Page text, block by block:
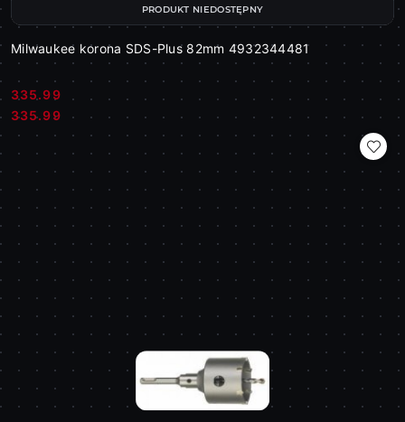
Milwaukee korona SDS-Plus 82mm 4932344481
Cena:
335.99
Cena:
335.99
PRODUKT NIEDOSTĘPNY